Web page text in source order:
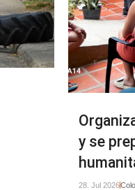
y se
28. Jul 2026